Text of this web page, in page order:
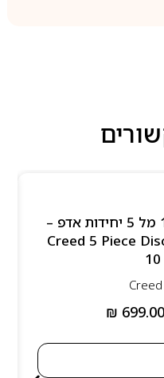
קריד דיסקברי סט לגבר 10 מל 5 יחידות אדפ –
Creed 5 Piece
₪ 699.00